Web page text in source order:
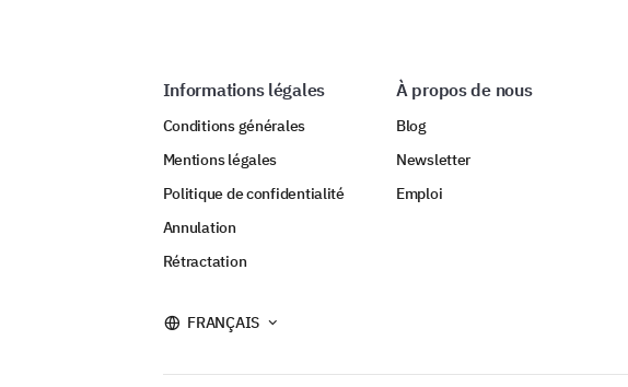
Informations légales
Conditions générales
Mentions légales
Politique de confidentialité
Annulation
Rétractation
À propos de nous
Blog
Newsletter
Emploi
FRANÇAIS